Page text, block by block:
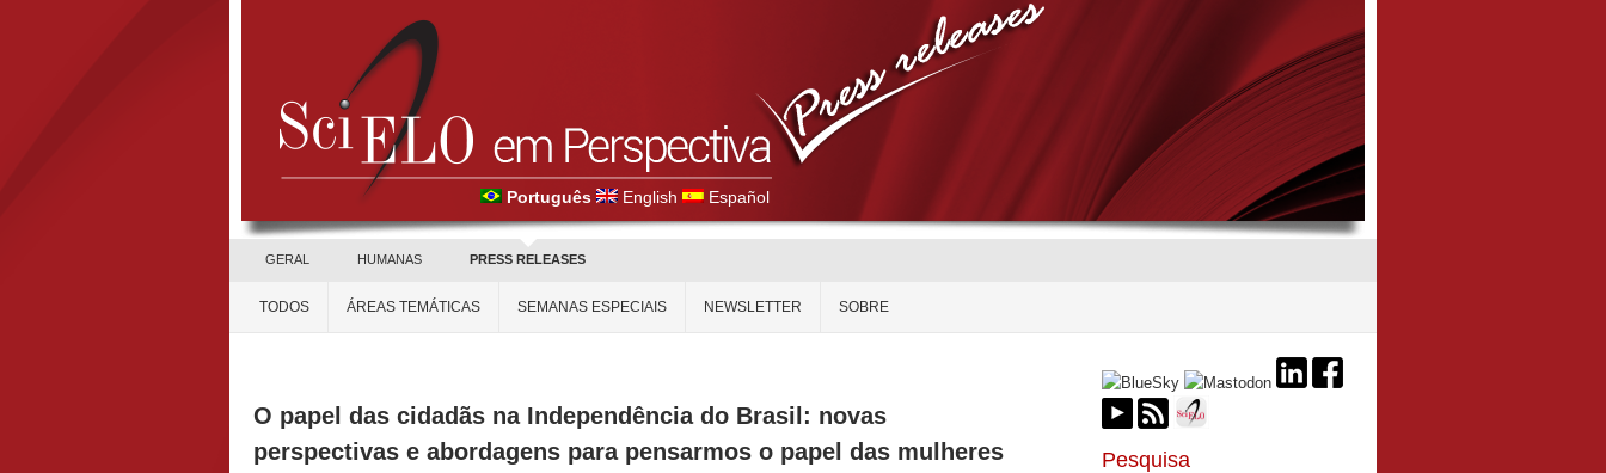
Português English Español
GERAL HUMANAS PRESS RELEASES
TODOS ÁREAS TEMÁTICAS SEMANAS ESPECIAIS NEWSLETTER SOBRE
O papel das cidadãs na Independência do Brasil: novas
perspectivas e abordagens para pensarmos o papel das mulheres
Pesquisa